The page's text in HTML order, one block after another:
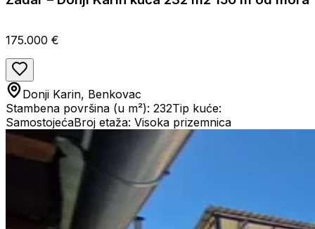
175.000 €
Donji Karin, Benkovac
Stambena površina (u m²): 232Tip kuće:
SamostojećaBroj etaža: Visoka prizemnica